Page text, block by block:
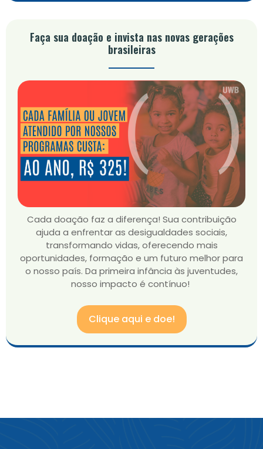
Faça sua doação e invista nas novas gerações
brasileiras
Cada doação faz a diferença! Sua contribuição
ajuda a enfrentar as desigualdades sociais,
transformando vidas, oferecendo mais
oportunidades, formação e um futuro melhor para
o nosso país. Da primeira infância às juventudes,
nosso impacto é contínuo!
Clique aqui e doe!